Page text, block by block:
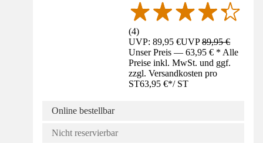
(4)
UVP: 89,95 €UVP89,95 €
Unser Preis — 63,95 € * Alle
Preise inkl. MwSt. und ggf.
zzgl. Versandkosten pro
ST63,95 €*/ ST
Online bestellbar
Nicht reservierbar